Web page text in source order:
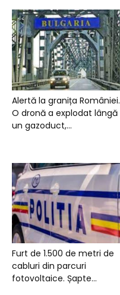
Alertă la granița României.
O dronă a explodat lângă
un gazoduct,...
Furt de 1.500 de metri de
cabluri din parcuri
fotovoltaice. Șapte...